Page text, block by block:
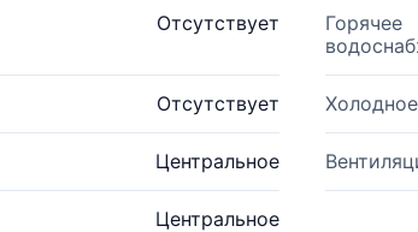
Отсутствует
Горячее
Отсутствует
Центральное
Центральное